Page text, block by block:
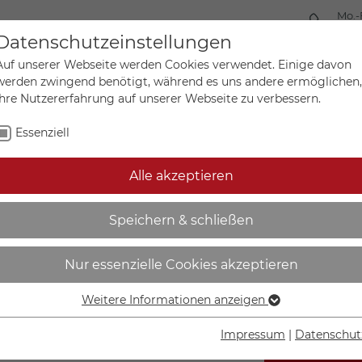
Mein
Sonderanfertigungen
| Alle
IN DEN
unserer Webseite werden Cookies verwendet. Einige davon
zwingend benötigt, während es uns andere ermöglichen,
Nutzererfahrung auf unserer Webseite zu verbessern.
Essenziell
Alle akzeptieren
Speichern & schließen
Nur essenzielle Cookies akzeptieren
Essenzielle Cookies werden für grundlegende Funktionen der
Weitere Informationen anzeigen
Impressum